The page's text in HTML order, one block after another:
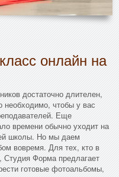
онлайн на
достаточно длителен,
необходимо, чтобы у вас
Еще
времени обычно уходит на
школы. Но мы даем
вовремя. Для тех, кто в
Студия Форма предлагает
готовые фотоальбомы,